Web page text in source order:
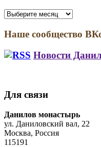
Архивы
Наше сообщество
Новости
Саввино-
Сторожевского
монастыря
установили
новый
Благовестник
курсах
Данилова
монастыря
отметили
выпускной
Для связи
Address:
Данилов монастырь
ул. Даниловский вал, 22
Москва, Россия
115191